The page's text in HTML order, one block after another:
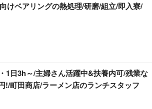
けベアリングの熱処理/研磨/組立/即入寮/
1日3h～/主婦さん活躍中&扶養内可/残業な
!/町田商店/ラーメン店のランチスタッフ